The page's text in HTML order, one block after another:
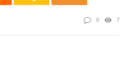
0 7